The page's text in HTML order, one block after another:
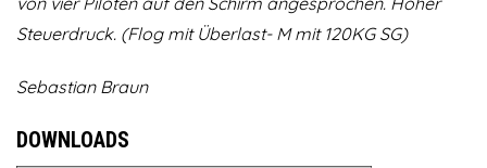
Steuerdruck. (Flog mit Überlast- M mit 120KG SG)
Sebastian Braun
DOWNLOADS